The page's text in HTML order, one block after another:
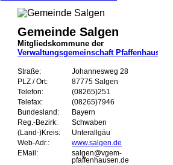
Gemeinde Salgen
Mitgliedskommune der
Verwaltungsgemeinschaft Pfaffenhausen
Straße:
Johannesweg 28
PLZ / Ort:
87775 Salgen
Telefon:
(08265)251
Telefax:
(08265)7946
Bundesland:
Bayern
Reg.-Bezirk:
Schwaben
(Land-)Kreis:
Unterallgäu
Web-Adr.:
www.salgen.de
EMail:
salgen@vgem-
pfaffenhausen.de